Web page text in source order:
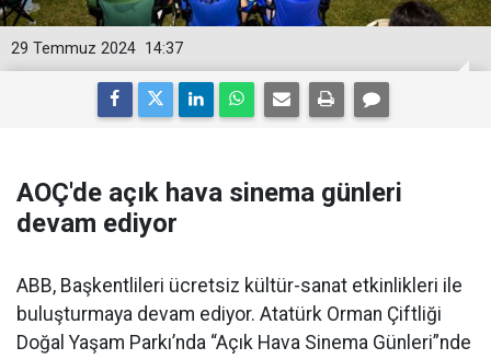
14:37
29 Temmuz 2024
AOÇ'de açık hava sinema günleri
devam ediyor
ABB, Başkentlileri ücretsiz kültür-sanat etkinlikleri ile
buluşturmaya devam ediyor. Atatürk Orman Çiftliği
Doğal Yaşam Parkı’nda “Açık Hava Sinema Günleri”nde